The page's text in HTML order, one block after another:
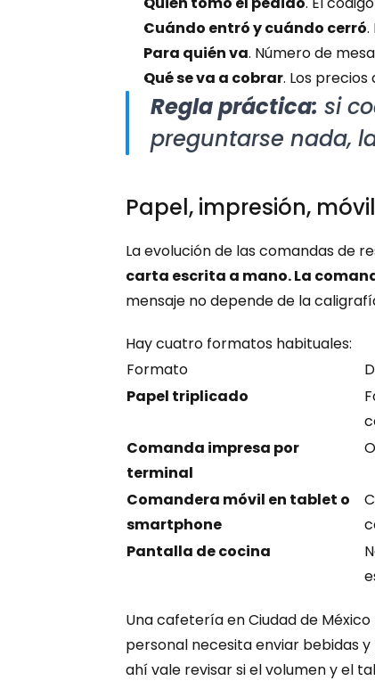
Cuándo entró y cuándo cerró.
Para quién va. Número de
Qué se va a cobrar. Los
Regla práctica: si
preguntarse nada,
Papel, impresión,
La evolución de las comandas de
carta escrita a mano. La
mensaje no depende de la
Hay cuatro formatos habituales:
Formato
Papel triplicado
Comanda impresa por
terminal
Comandera móvil en tablet o
smartphone
Pantalla de cocina
Una cafetería en Ciudad de
personal necesita enviar bebidas
ahí vale revisar si el volumen y el